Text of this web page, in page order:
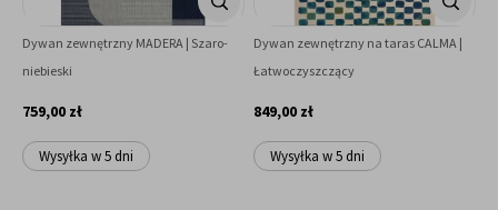
Dywan zewnętrzny MADERA | Szaro-
niebieski
759,00 zł
Wysyłka w 5 dni
Dywan zewnętrzny na taras CALMA |
Łatwoczyszczący
849,00 zł
Wysyłka w 5 dni